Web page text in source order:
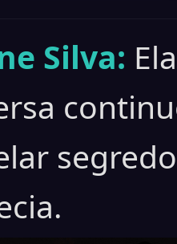
Silva: